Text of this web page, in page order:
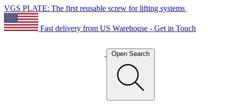
VGS PLATE: The first reusable screw for lifting systems
Fast delivery from US Warehouse - Get in Touch
Open Search